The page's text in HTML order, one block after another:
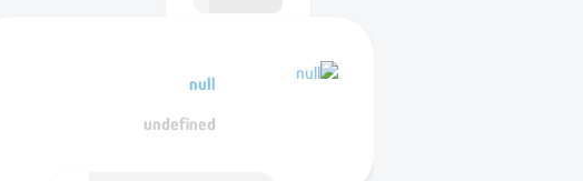
null
undefined